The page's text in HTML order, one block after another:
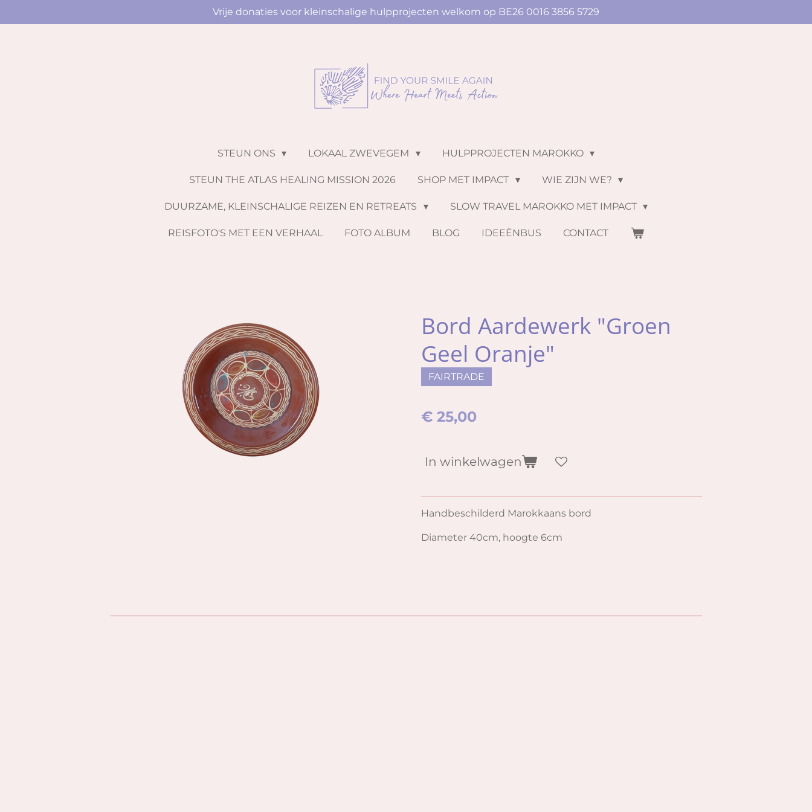
direct
Vrije donaties voor kleinschalige hulpprojecten welkom op BE26 0016 3856 5729
STEUN ONS LOKAAL ZWEVEGEM HULPPROJECTEN MAROKKO
STEUN THE ATLAS HEALING MISSION 2026 SHOP MET IMPACT WIE ZIJN WE?
DUURZAME, KLEINSCHALIGE REIZEN EN RETREATS SLOW TRAVEL MAROKKO MET IMPACT
REISFOTO'S MET EEN VERHAAL FOTO ALBUM BLOG IDEEËNBUS CONTACT
Bord Aardewerk "Groen
Geel Oranje"
FAIRTRADE
€ 25,00
In winkelwagen
Handbeschilderd Marokkaans bord
Diameter 40cm, hoogte 6cm